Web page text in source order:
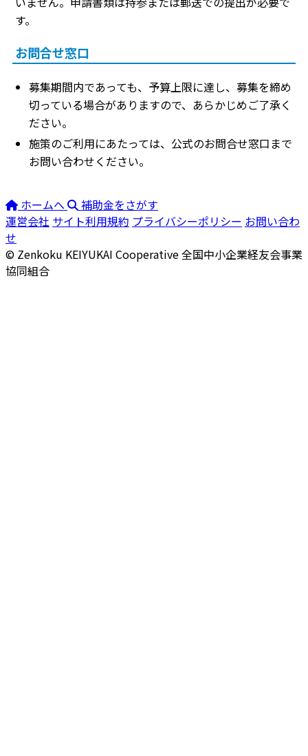
す。
お問合せ窓口
募集期間内であっても、予算上限に達し、募集を締め
切っている場合がありますので、あらかじめご了承く
ださい。
施策のご利用にあたっては、公式のお問合せ窓口まで
お問い合わせください。
ホームへ
補助金をさがす
運営会社 サイト利用規約 プライバシーポリシー お問い合わ
せ
© Zenkoku KEIYUKAI Cooperative全国中小企業経友会事業
協同組合